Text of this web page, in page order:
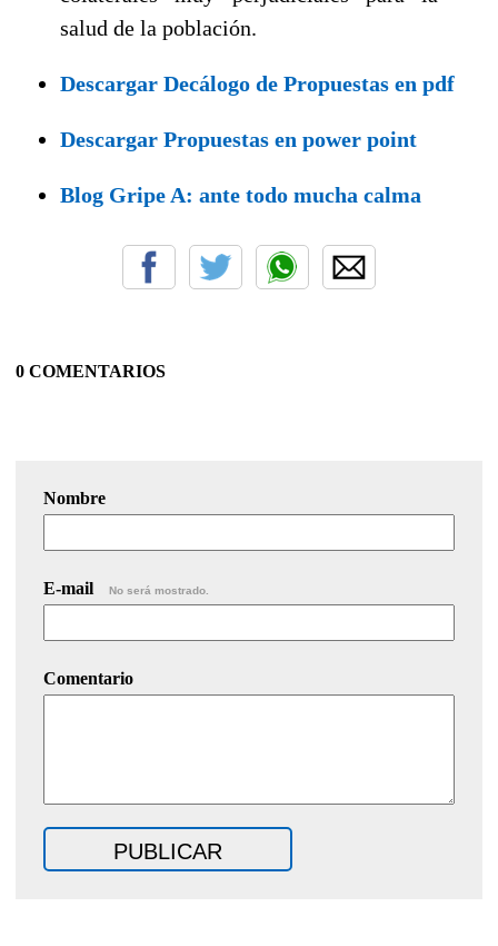
salud de la población.
Descargar Decálogo de Propuestas en pdf
Descargar Propuestas en power point
Blog Gripe A: ante todo mucha calma
0 COMENTARIOS
Nombre
E-mail No será mostrado.
Comentario